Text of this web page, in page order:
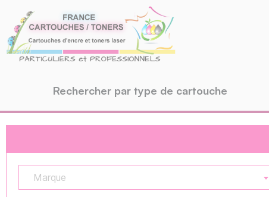
Rechercher par type de cartouche
Marque